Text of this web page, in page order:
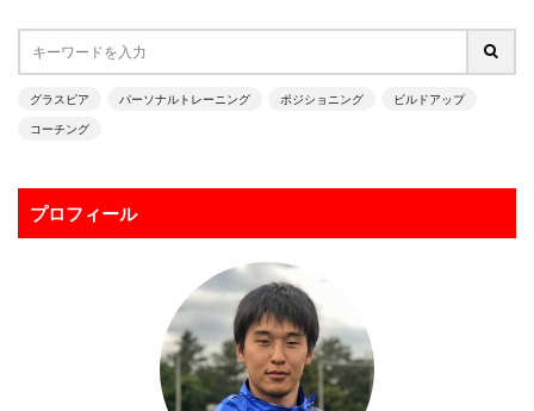
グラスピア パーソナルトレーニング ポジショニング ビルドアップ
コーチング
プロフィール
世界基準
両足 中井卓大 中京大学
中国
中学生
中学生GK 中山英樹
久保建英
体幹
個別レッスン
八幡平 初心者
前園真聖 前期
前橋育英
勉強 動体視力 北九州